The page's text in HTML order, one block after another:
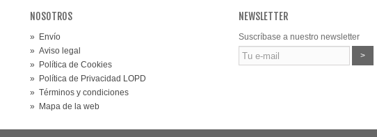
NOSOTROS
»
Envío
» Aviso legal
»
Política de Cookies
»
Política de Privacidad LOPD
» Términos y condiciones
»
Mapa de la web
NEWSLETTER
Suscríbase a nuestro newsletter
>